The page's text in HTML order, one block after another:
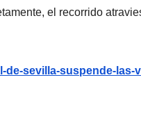
el recorrido
de-sevilla-suspende-las-